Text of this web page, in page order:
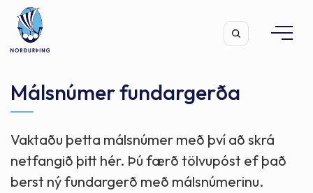
Leita
Málsnúmer fundargerða
Vaktaðu þetta málsnúmer með því að skrá
netfangið þitt hér. Þú færð tölvupóst ef það
berst ný fundargerð með málsnúmerinu.